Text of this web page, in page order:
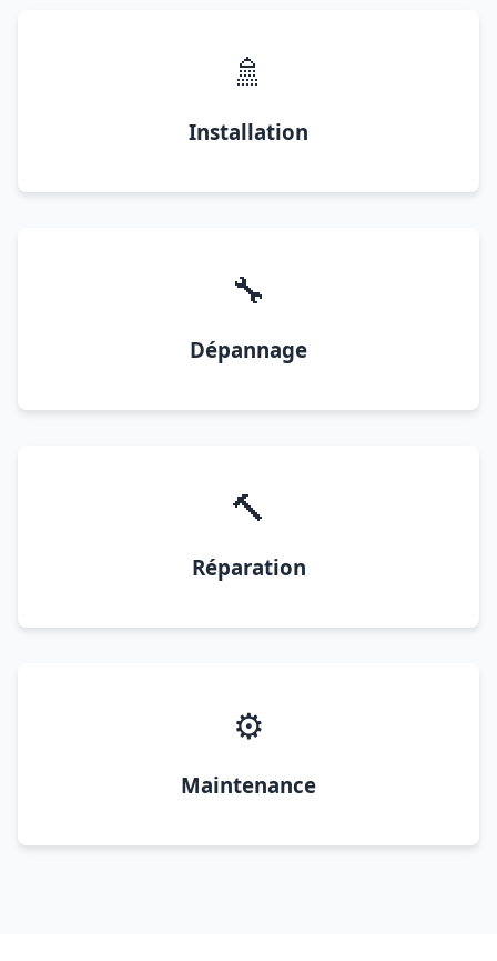
🚿
Installation
🔧
Dépannage
🔨
Réparation
⚙️
Maintenance